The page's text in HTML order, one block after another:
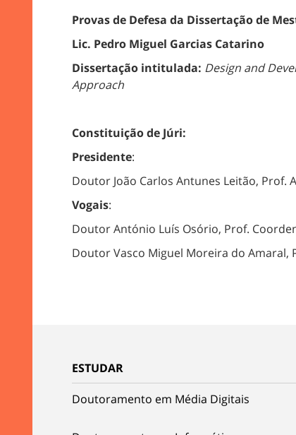
Provas de Defesa da Dissertação de
Lic. Pedro Miguel Garcias Catarino
Dissertação intitulada: Design and
Approach
Constituição de Júri:
Presidente:
Doutor João Carlos Antunes Leitão, Prof.
Vogais:
Doutor António Luís Osório, Prof.
Doutor Vasco Miguel Moreira do Amaral,
ESTUDAR
Doutoramento em Média Digitais